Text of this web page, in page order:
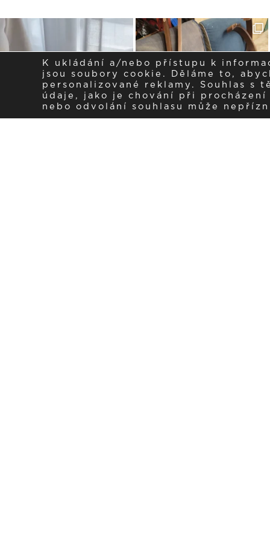
K ukládání a/nebo přístupu k
jsou soubory cookie. Děláme to,
personalizované reklamy. Souhlas s
údaje, jako je chování při
nebo odvolání souhlasu může